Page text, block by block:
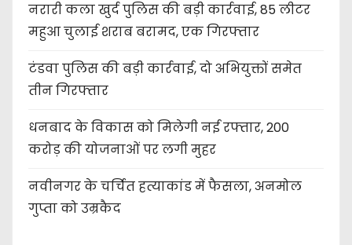
नरारी कला खुर्द पुलिस की बड़ी कार्रवाई, 85 लीटर
महुआ चुलाई शराब बरामद, एक गिरफ्तार
टंडवा पुलिस की बड़ी कार्रवाई, दो अभियुक्तों समेत
तीन गिरफ्तार
धनबाद के विकास को मिलेगी नई रफ्तार, 200
करोड़ की योजनाओं पर लगी मुहर
नवीनगर के चर्चित हत्याकांड में फैसला, अनमोल
गुप्ता को उम्रकैद